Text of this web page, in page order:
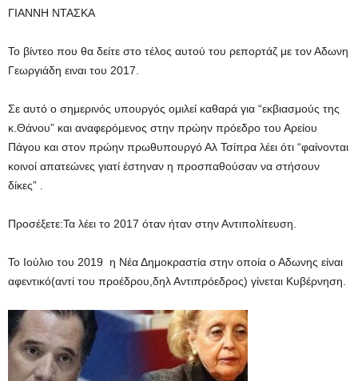
ΓΙΑΝΝΗ ΝΤΑΣΚΑ
Το βίντεο που θα δείτε στο τέλος αυτού του ρεπορτάζ με τον Αδωνη
Γεωργιάδη ειναι του 2017.
Σε αυτό ο σημερινός υπουργός ομιλεί καθαρά για “εκβιασμούς της
κ.Θάνου” και αναφερόμενος στην πρώην πρόεδρο του Αρείου
Πάγου και στον πρώην πρωθυπουργό Αλ Τσίπρα λέει ότι “φαίνονται
κοινοί απατεώνες γιατί έστηναν η προσπαθούσαν να στήσουν
δίκες” .
Προσέξετε:Τα λέει το 2017 όταν ήταν στην Αντιπολίτευση.
Το Ιούλιο του 2019 η Νέα Δημοκραστία στην οποία ο Αδωνης είναι
αφεντικό(αντί του προέδρου,δηλ Αντιπρόεδρος) γίνεται Κυβέρνηση.